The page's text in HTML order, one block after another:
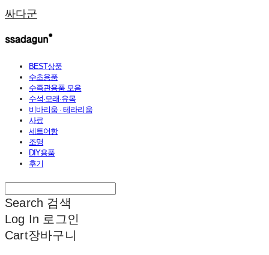
싸다군
BEST상품
수초용품
수족관용품 모음
수석·모래·유목
비바리움 · 테라리움
사료
세트어항
조명
DIY용품
후기
Search 검색
Log In 로그인
Cart장바구니